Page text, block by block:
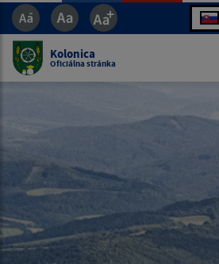
Kolonica
Oficiálna stránka